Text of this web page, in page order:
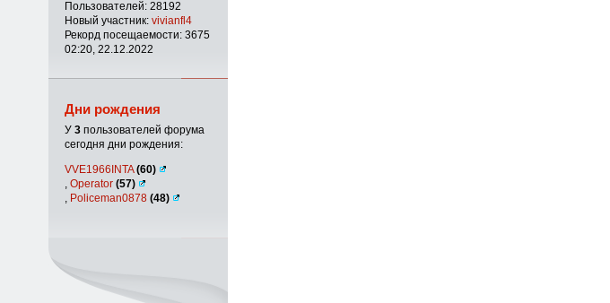
Пользователей: 28192
Новый участник: vivianfl4
Рекорд посещаемости: 3675
02:20, 22.12.2022
Дни рождения
У 3пользователей форума
сегодня дни рождения:
VVE1966INTA(60)
Operator (57)
Policeman0878 (48)